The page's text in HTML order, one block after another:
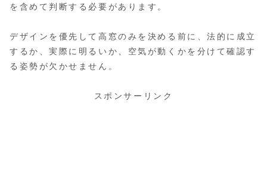
を含めて判断する必要があります。
デザインを優先して高窓のみを決める前に、法的に成立
するか、実際に明るいか、空気が動くかを分けて確認す
る姿勢が欠かせません。
スポンサーリンク